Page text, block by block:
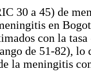
30 a 45) de
en
con la
de 51-82), lo
la meningitis